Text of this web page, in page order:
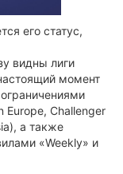
его статус,
видны лиги
момент
Europe, Challenger
а также
«Weekly» и